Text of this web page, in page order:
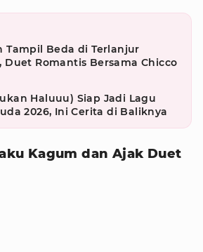
Tampil Beda di Terlanjur
Duet Romantis Bersama Chicco
Haluuu) Siap Jadi Lagu
2026, Ini Cerita di Baliknya
Kagum dan Ajak Duet